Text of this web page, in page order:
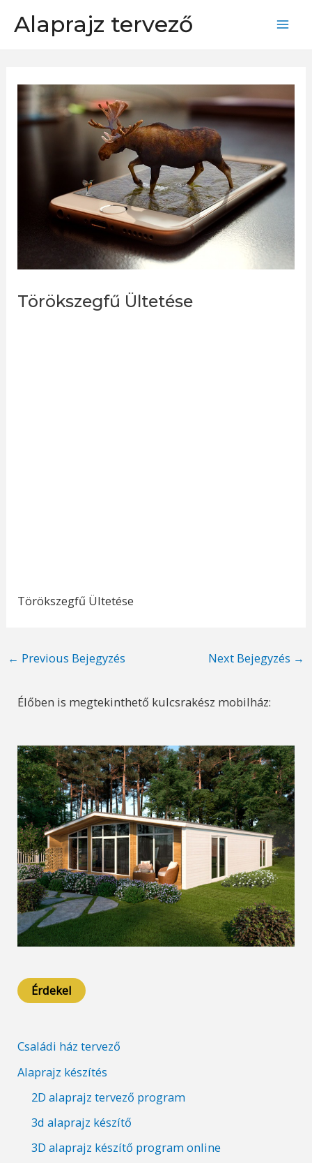
Alaprajz tervező
Törökszegfű Ültetése
Törökszegfű Ültetése
Post
← Previous Bejegyzés Next Bejegyzés →
Élőben is megtekinthető kulcsrakész mobilház:
Érdekel
Családi ház tervező
Alaprajz készítés
2D alaprajz tervező program
3d alaprajz készítő
3D alaprajz készítő program online